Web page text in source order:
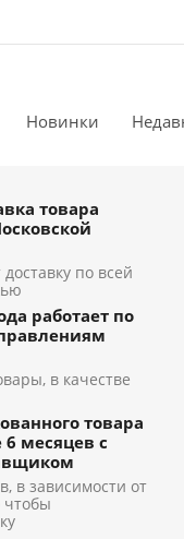
Новинки
товара
по всей
работает по
в качестве
товара
месяцев с
в зависимости от
чтобы